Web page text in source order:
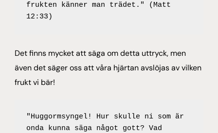
frukten känner man trädet." (Matt
12:33)
Det finns mycket att säga om detta uttryck, men
även det säger oss att våra hjärtan avslöjas av vilken
frukt vi bär!
"Huggormsyngel! Hur skulle ni som är
onda kunna säga något gott? Vad